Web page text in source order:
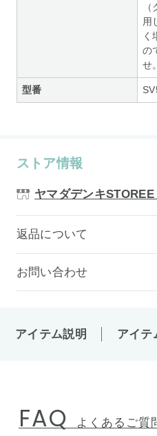
用
く
の
せ。
型番
ストア情報
ヤマダデンキ
返品について
お問い合わせ
アイテム説明 アイテ
FAQ よくあるご質